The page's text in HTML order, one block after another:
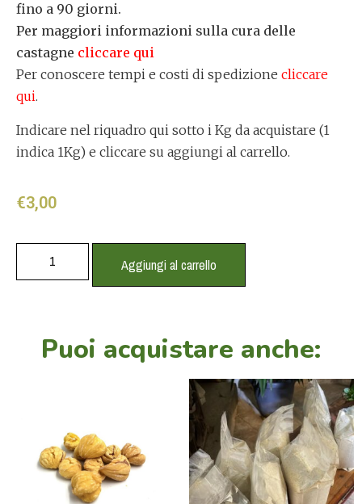
fino a 90 giorni.
Per maggiori informazioni sulla cura delle
castagne cliccare qui
Per conoscere tempi e costi di spedizione cliccare
qui.
Indicare nel riquadro qui sotto i Kg da acquistare (1
indica 1Kg) e cliccare su aggiungi al carrello.
€3,00
Aggiungi al carrello
Puoi acquistare anche: